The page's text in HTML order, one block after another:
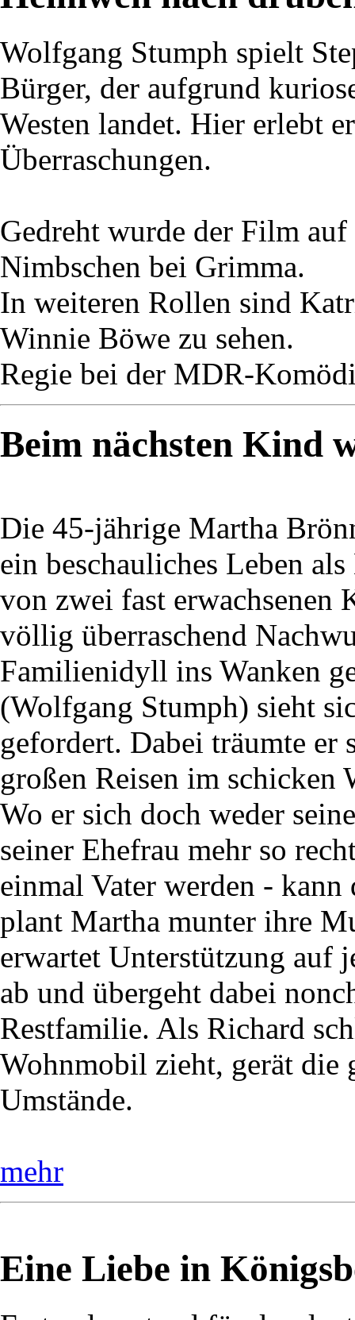
Wolfgang Stumph spielt
Bürger, der aufgrund
Westen landet. Hier erlebt
Überraschungen.
Gedreht wurde der Film
Nimbschen bei Grimma.
In weiteren Rollen sind
Winnie Böwe zu sehen.
Regie bei der MDR-
Beim nächsten Kind
Die 45-jährige Martha
ein beschauliches Leben
von zwei fast erwachsenen
völlig überraschend
Familienidyll ins Wanken
(Wolfgang Stumph) sieht
gefordert. Dabei träumte er
großen Reisen im schicken
Wo er sich doch weder
seiner Ehefrau mehr so
einmal Vater werden -
plant Martha munter ihre
erwartet Unterstützung auf
ab und übergeht dabei
Restfamilie. Als Richard
Wohnmobil zieht, gerät die
Umstände.
mehr
Eine Liebe in